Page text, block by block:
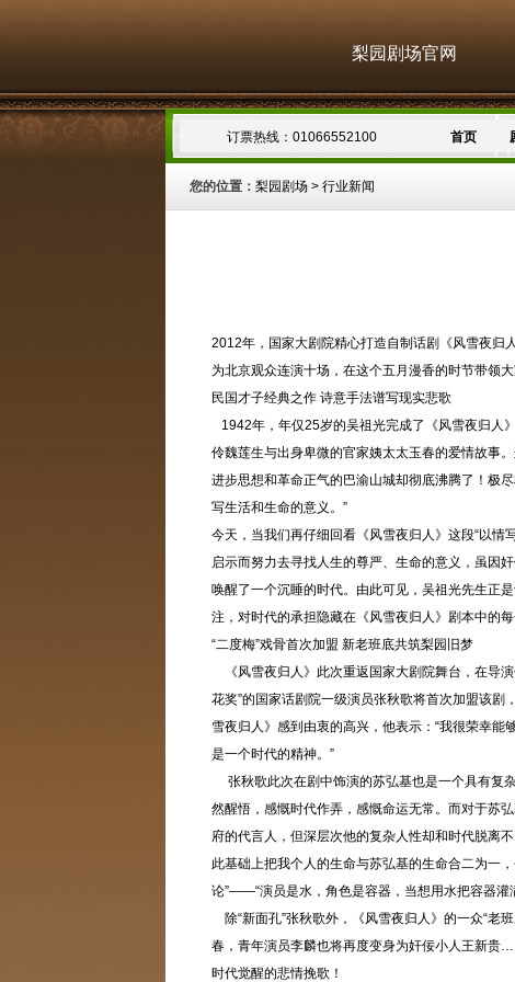
梨园剧场官网
订票热线：01066552100 首页
您的位置： 梨园剧场> 行业新闻
2012年，国家大剧院精心打造自制话剧《风雪夜归
为北京观众连演十场，在这个五月漫香的时节带领
民国才子经典之作 诗意手法谱写现实悲歌
1942年，年仅25岁的吴祖光完成了《风雪夜归人
伶魏莲生与出身卑微的官家姨太太玉春的爱情故事
进步思想和革命正气的巴渝山城却彻底沸腾了！极
写生活和生命的意义。”
今天，当我们再仔细回看《风雪夜归人》这段“以
启示而努力去寻找人生的尊严、生命的意义，虽因
唤醒了一个沉睡的时代。由此可见，吴祖光先生正
注，对时代的承担隐藏在《风雪夜归人》剧本中的
“二度梅”戏骨首次加盟 新老班底共筑梨园旧梦
《风雪夜归人》此次重返国家大剧院舞台，在导
花奖”的国家话剧院一级演员张秋歌将首次加盟该
雪夜归人》感到由衷的高兴，他表示：“我很荣幸
是一个时代的精神。”
张秋歌此次在剧中饰演的苏弘基也是一个具有复
然醒悟，感慨时代作弄，感慨命运无常。而对于苏
府的代言人，但深层次他的复杂人性却和时代脱离
此基础上把我个人的生命与苏弘基的生命合二为一
论”——“演员是水，角色是容器，当想用水把容器灌
除“新面孔”张秋歌外，《风雪夜归人》的一众“老
春，青年演员李麟也将再度变身为奸佞小人王新贵
时代觉醒的悲情挽歌！